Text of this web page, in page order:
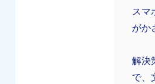
スマ
がか
解決
で、